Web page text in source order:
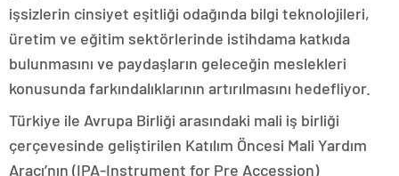
işsizlerin cinsiyet eşitliği odağında bilgi teknolojileri,
üretim ve eğitim sektörlerinde istihdama katkıda
bulunmasını ve paydaşların geleceğin meslekleri
konusunda farkındalıklarının artırılmasını hedefliyor.
Türkiye ile Avrupa Birliği arasındaki mali iş birliği
çerçevesinde geliştirilen Katılım Öncesi Mali Yardım
Aracı’nın (IPA-Instrument for Pre Accession)